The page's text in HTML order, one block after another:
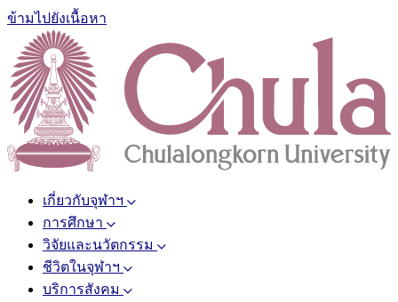
ข้ามไปยังเนื้อหา
เกี่ยวกับจุฬาฯ
การศึกษา
วิจัยและนวัตกรรม
ชีวิตในจุฬาฯ
บริการสังคม